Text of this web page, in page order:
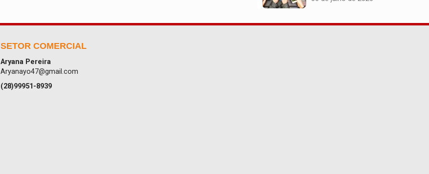
SETOR COMERCIAL
Aryana Pereira
Aryanayo47@gmail.com
(28)99951-8939